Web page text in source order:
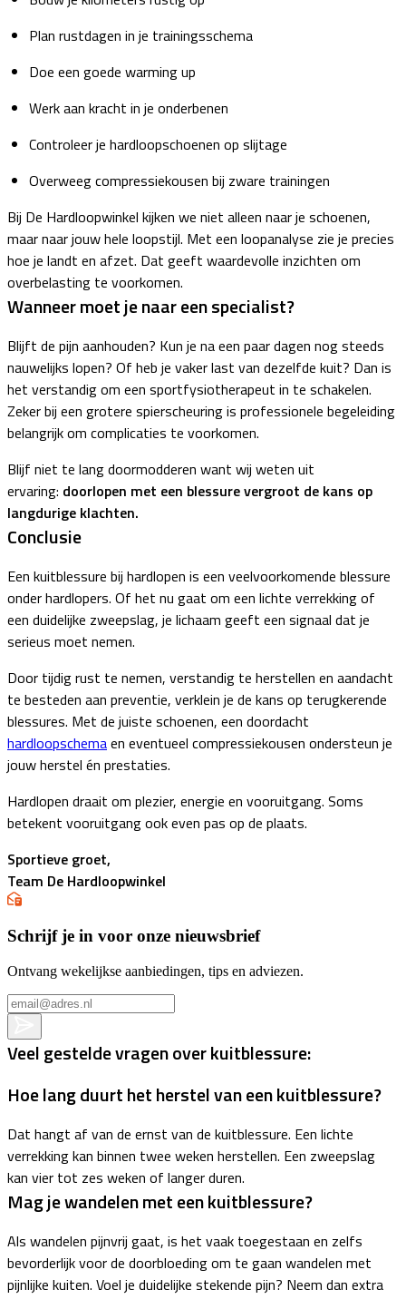
Plan rustdagen in je trainingsschema
Doe een goede warming up
Werk aan kracht in je onderbenen
Controleer je hardloopschoenen op slijtage
Overweeg compressiekousen bij zware trainingen
Bij De Hardloopwinkel kijken we niet alleen naar je schoenen,
maar naar jouw hele loopstijl. Met een loopanalyse zie je precies
hoe je landt en afzet. Dat geeft waardevolle inzichten om
overbelasting te voorkomen.
Wanneer moet je naar een specialist?
Blijft de pijn aanhouden? Kun je na een paar dagen nog steeds
nauwelijks lopen? Of heb je vaker last van dezelfde kuit? Dan is
het verstandig om een sportfysiotherapeut in te schakelen.
Zeker bij een grotere spierscheuring is professionele begeleiding
belangrijk om complicaties te voorkomen.
Blijf niet te lang doormodderen want wij weten uit
ervaring: doorlopen met een blessure vergroot de kans op
langdurige klachten.
Conclusie
Een kuitblessure bij hardlopen is een veelvoorkomende blessure
onder hardlopers. Of het nu gaat om een lichte verrekking of
een duidelijke zweepslag, je lichaam geeft een signaal dat je
serieus moet nemen.
Door tijdig rust te nemen, verstandig te herstellen en aandacht
te besteden aan preventie, verklein je de kans op terugkerende
blessures. Met de juiste schoenen, een doordacht
hardloopschemaen eventueel compressiekousen ondersteun je
jouw herstel én prestaties.
Hardlopen draait om plezier, energie en vooruitgang. Soms
betekent vooruitgang ook even pas op de plaats.
Sportieve groet,
Team De Hardloopwinkel
Schrijf je in voor onze nieuwsbrief
Ontvang wekelijkse aanbiedingen, tips en adviezen.
Veel gestelde vragen over kuitblessure:
Hoe lang duurt het herstel van een kuitblessure?
Dat hangt af van de ernst van de kuitblessure. Een lichte
verrekking kan binnen twee weken herstellen. Een zweepslag
kan vier tot zes weken of langer duren.
Mag je wandelen met een kuitblessure?
Als wandelen pijnvrij gaat, is het vaak toegestaan en zelfs
bevorderlijk voor de doorbloeding om te gaan wandelen met
pijnlijke kuiten. Voel je duidelijke stekende pijn? Neem dan extra